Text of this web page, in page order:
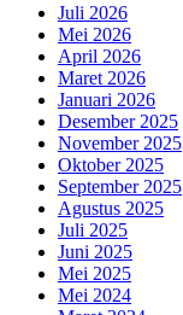
Juli 2026
Mei 2026
April 2026
Maret 2026
Januari 2026
Desember 2025
November 2025
Oktober 2025
September 2025
Agustus 2025
Juli 2025
Juni 2025
Mei 2025
Mei 2024